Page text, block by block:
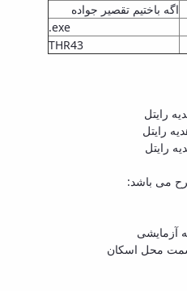
اگه باختیم تقصیر جواده
.exe
THR43
می باشد: